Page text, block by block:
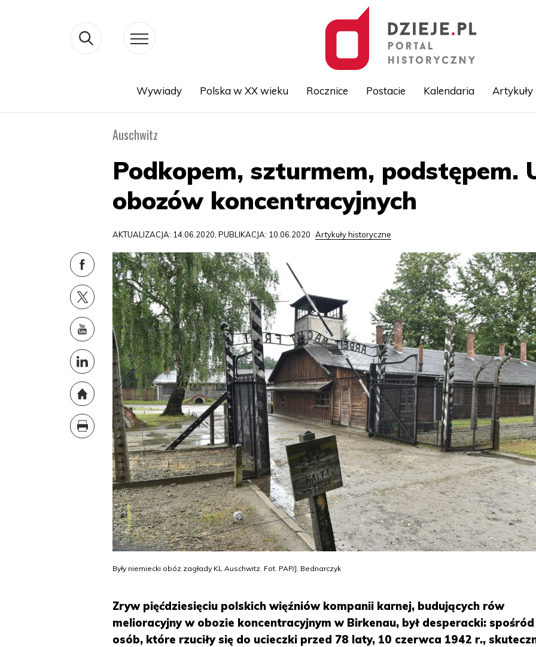
Wywiady Polska w XX wieku Rocznice Postacie Kalendaria Artykuły
Auschwitz
Podkopem, szturmem, podstępem.
obozów koncentracyjnych
AKTUALIZACJA: 14.06.2020, PUBLIKACJA: 10.06.2020 Artykuły historyczne
Były niemiecki obóz zagłady KL Auschwitz. Fot. PAP/J. Bednarczyk
Zryw pięćdziesięciu polskich więźniów kompanii karnej, budujących rów
melioracyjny w obozie koncentracyjnym w Birkenau, był desperacki: spośród
osób, które rzuciły się do ucieczki przed 78 laty, 10 czerwca 1942 r.,